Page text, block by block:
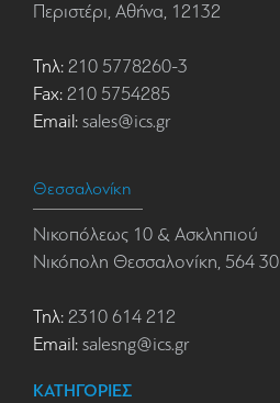
Περιστέρι, Αθήνα, 12132
Τηλ: 210 5778260-3
Fax: 210 5754285
Email: sales@ics.gr
Θεσσαλονίκη
Νικοπόλεως 10 & Ασκληπιού
Νικόπολη Θεσσαλονίκη, 564 30
Τηλ: 2310 614 212
Email: salesng@ics.gr
ΚΑΤΗΓΟΡΙΕΣ